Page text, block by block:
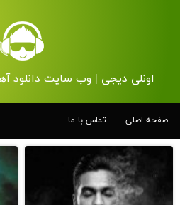
اونلی دیجی | وب سایت دانلود
صفحه اصلی تماس با ما